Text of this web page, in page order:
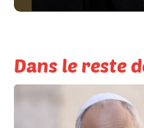
Dans le reste